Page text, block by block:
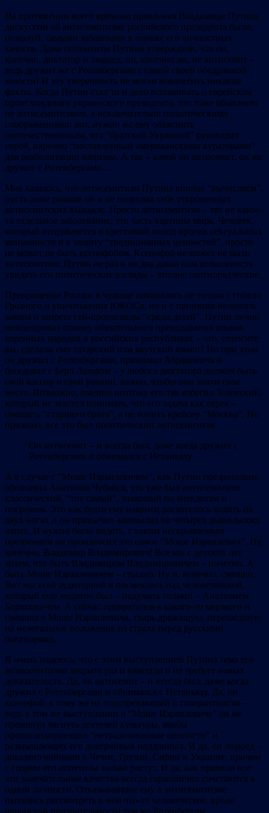
На протяжении всего времени правления Владимира Путина
дискуссии об антисемитизме российского президента были,
пожалуй, самыми забавными в оценке его личностных
качеств. Даже оппоненты Путина утверждали, что он,
конечно, диктатор и людоед, но, конечно же, не антисемит –
ведь дружит же с Ротенбергами с самой своей ободранной
юности! И эту уверенность не могли поколебать никакие
факты. Когда Путин стал то и дело вспоминать о еврейском
происхождении украинского президента, это тоже объясняли
не антисемитизмом, а исключительно политическими
соображениями: вот, нужно же ему объяснить
соотечественникам, что “братской Украиной” руководит
еврей, нарочно “поставленный американскими кураторами”
для реабилитации нацизма. А так – какой он антисемит, он же
дружит с Ротенбергами…
Мне казалось, что антисемитизм Путина вполне “вычисляем”,
пусть даже раньше он и не позволял себе откровенных
антисемитских выходок. Просто антисемитизм – это не какое-
то отдельное заболевание, это часть картины мира. Человек,
который отправляется в крестовый поход против сексуальных
меньшинств и в защиту “традиционных ценностей”, просто
не может не быть ксенофобом. Ксенофоб не может не быть
антисемитом. Путин не раз и не два давал нам возможность
увидеть его политические взгляды – вполне охотнорядческие.
Превращение России в чудище начиналось не только с гибели
Грозного и уничтожения ЮКОСа, но и с принятия нелепого
закона о запрете гей-пропаганды “среди детей”. Путин лично
инициировал отмену обязательного преподавания языков
коренных народов в российских республиках – что, спросите
вы, сделали ему татарский или якутский языки? Но при этом
он дружил с Ротенбергами, принимал Абрамовича и
беседовал с Берл Лазаром – у любого диктатора должен быть
свой кассир и свой раввин, важно, чтобы они знали свое
место. Возможно, именно поэтому его так взбесил Зеленский,
который не захотел понимать, что его задача как еврея –
смешить “старшего брата”, а не топить крейсер “Москва”. Но
признаю, все это был политический антисемитизм.
Он антисемит – и всегда был, даже когда дружил с
Ротенбергами и обнимался с Нетаньяху
А в случае с “Моше Израилевичем”, как Путин презрительно
обозначил Анатолия Чубайса, это уже был антисемитизм
классический, “тот самый”, знакомый по анекдотам и
погромам. Это как будто ему наконец расхотелось ходить на
двух ногах и он привычно заковылял на четырех дьявольских
лапах. И нужно было видеть, с каким нескрываемым
презрением он произносил это самое “Моше Израилевич”. Ну,
конечно, Владимир Владимирович! Все мы с детских лет
знаем, что быть Владимиром Владимировичем – почетно. А
быть Моше Израилевичем – стыдно. Ну и, конечно, смешно.
Вот мы всей аудиторией и посмеялись над человечишкой,
который еще недавно был – подумать только! – Анатолием
Борисовичем. А сейчас превратился в какого-то мерзкого и
смешного Моше Израилевича, тварь дрожащую, перешедшую
на нелегальное положение из страха перед русскими
богатырями.
Я очень надеюсь, что с этим выступлением Путина тема его
антисемитизма закрыта раз и навсегда и не требует новых
доказательств. Да, он антисемит – и всегда был, даже когда
дружил с Ротенбергами и обнимался с Нетаньяху. Да, он
ксенофоб, к тому же не подозревающий о толерантности –
ведь в том же выступлении о “Моше Израилевиче” он не
преминул лягнуть деятелей культуры, якобы
пропагандирующих “нетрадиционные ценности” и
развращающих его доверчивых подданных. И да, он людоед –
доказано войнами в Чечне, Грузии, Сирии и Украине, причем
с годами его аппетиты только растут. И да, как правило все
эти замечательные качества всегда гармонично сочетаются в
одной личности. Отказывавшие ему в антисемитизме
пытались рассмотреть в нем что-то человеческое, вроде